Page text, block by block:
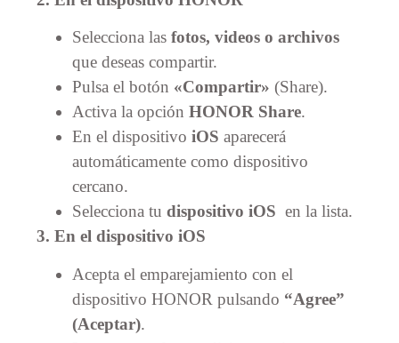
Selecciona las fotos, videos o archivos
que deseas compartir.
Pulsa el botón «Compartir» (Share).
Activa la opción HONOR Share.
En el dispositivo iOS aparecerá
automáticamente como dispositivo
cercano.
Selecciona tu dispositivo iOS en la lista.
3. En el dispositivo iOS
Acepta el emparejamiento con el
dispositivo HONOR pulsando “Agree”
(Aceptar).